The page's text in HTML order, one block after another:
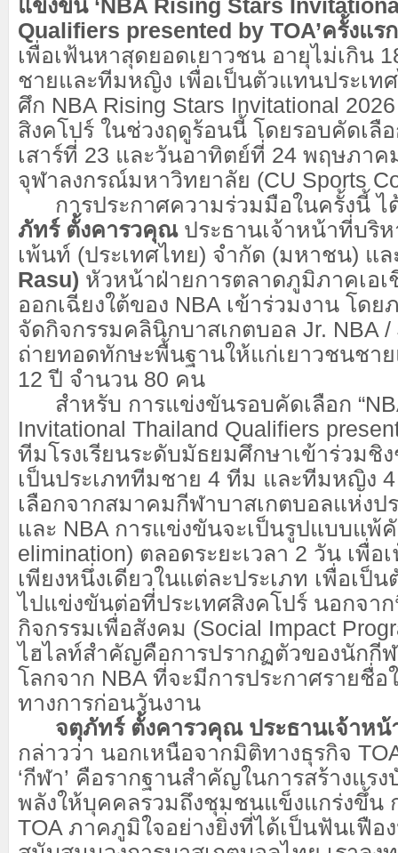
แข่งขัน ‘NBA Rising Stars
Qualifiers presented by TOA’ครั้งแร
เพื่อเฟ้นหาสุดยอดเยาวชน อายุไม่เกิน
ชายและทีมหญิง เพื่อเป็นตัวแทนประเท
ศึก NBA Rising Stars Invitational
สิงคโปร์ ในช่วงฤดูร้อนนี้ โดยรอบคัดเลื
เสาร์ที่ 23 และวันอาทิตย์ที่ 24 พฤษภา
จุฬาลงกรณ์มหาวิทยาลัย (CU Sports
การประกาศความร่วมมือในครั้งนี้ ไ
ภัทร์ ตั้งคารวคุณประธานเจ้าหน้าที่บริห
เพ้นท์ (ประเทศไทย) จำกัด (มหาชน) แ
Rasu) หัวหน้าฝ่ายการตลาดภูมิภาคเอเ
ออกเฉียงใต้ของ NBA เข้าร่วมงาน โดย
จัดกิจกรรมคลินิกบาสเกตบอล Jr. NBA /
ถ่ายทอดทักษะพื้นฐานให้แก่เยาวชนชา
12 ปี จำนวน 80 คน
สำหรับ การแข่งขันรอบคัดเลือก
Invitational Thailand Qualifiers
ทีมโรงเรียนระดับมัธยมศึกษาเข้าร่วมชิ
เป็นประเภททีมชาย 4 ทีม และทีมหญิง
เลือกจากสมาคมกีฬาบาสเกตบอลแห่งป
และ NBA การแข่งขันจะเป็นรูปแบบแพ้
elimination) ตลอดระยะเวลา 2 วัน เพื่
เพียงหนึ่งเดียวในแต่ละประเภท เพื่อเป็
ไปแข่งขันต่อที่ประเทศสิงคโปร์ นอกจา
กิจกรรมเพื่อสังคม (Social Impact
ไฮไลท์สำคัญคือการปรากฏตัวของนักกี
โลกจาก NBA ที่จะมีการประกาศรายชื่อ
ทางการก่อนวันงาน
จตุภัทร์ ตั้งคารวคุณ ประธานเจ้าหน้
กล่าวว่า นอกเหนือจากมิติทางธุรกิจ
‘กีฬา’ คือรากฐานสำคัญในการสร้างแร
พลังให้บุคคลรวมถึงชุมชนแข็งแกร่งขึ้น
TOA ภาคภูมิใจอย่างยิ่งที่ได้เป็นฟันเฟือ